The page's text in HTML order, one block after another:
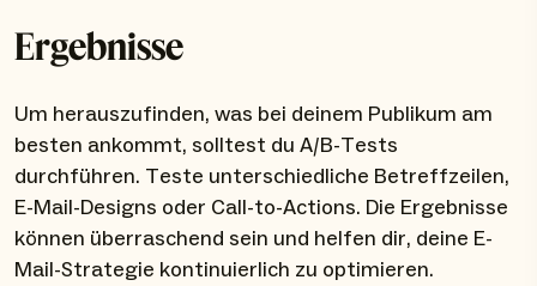
Ergebnisse
Um herauszufinden, was bei deinem Publikum am
besten ankommt, solltest du A/B-Tests
durchführen. Teste unterschiedliche Betreffzeilen,
E-Mail-Designs oder Call-to-Actions. Die Ergebnisse
können überraschend sein und helfen dir, deine E-
Mail-Strategie kontinuierlich zu optimieren.